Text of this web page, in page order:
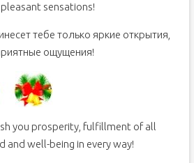
sensations!
тебе только яркие открытия,
ощущения!
you prosperity, fulfillment of all
and well-being in every way!